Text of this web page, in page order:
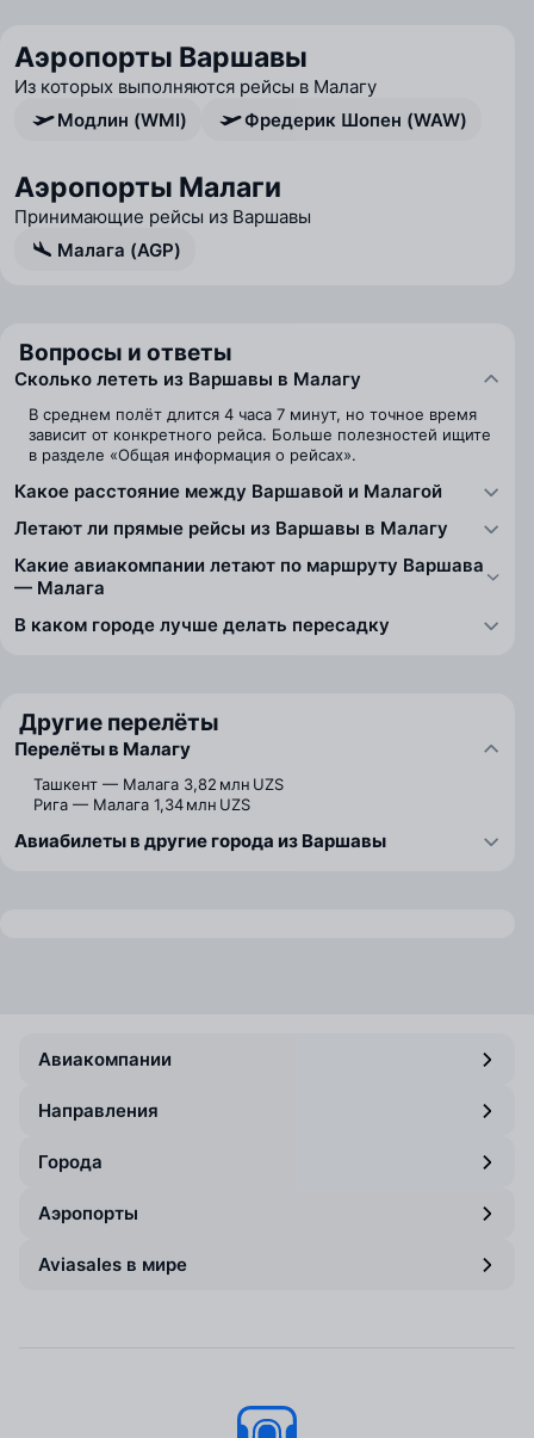
Аэропорты Варшавы
Из которых выполняются рейсы в Малагу
Модлин (WMI)
Фредерик Шопен (WAW)
Аэропорты Малаги
Принимающие рейсы из Варшавы
Малага (AGP)
Вопросы и ответы
Сколько лететь из Варшавы в Малагу
В среднем полёт длится 4 часа 7 минут, но точное время
зависит от конкретного рейса. Больше полезностей ищите
в разделе «Общая информация о рейсах».
Какое расстояние между Варшавой и Малагой
Летают ли прямые рейсы из Варшавы в Малагу
Какие авиакомпании летают по маршруту Варшава
— Малага
В каком городе лучше делать пересадку
Другие перелёты
Перелёты в Малагу
Ташкент — Малага 3,82 млн UZS
Рига — Малага 1,34 млн UZS
Авиабилеты в другие города из Варшавы
Авиакомпании
Направления
Города
Аэропорты
Aviasales в мире